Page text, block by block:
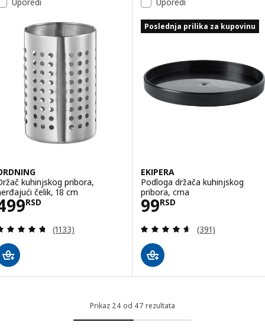
kuhinjskog pribora,
čelik, 18 cm
RSD499RSD
Pregled: 4.7 od 5 Zvezdice. Ukupno recenzija:
(1133)
Poslednja prilika za kupovinu
EKIPERA
Podloga držača kuhinjskog
pribora, crna
99RSD
Cena 99RSD
Pregled: 4.6 od
(391)
Prikaz 24 od 47 rezultata